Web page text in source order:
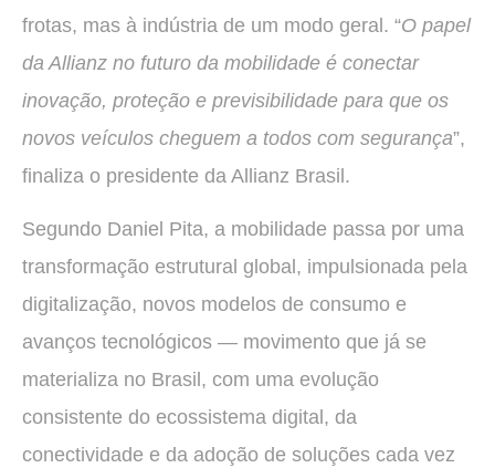
frotas, mas à indústria de um modo geral. “O papel
da Allianz no futuro da mobilidade é conectar
inovação, proteção e previsibilidade para que os
novos veículos cheguem a todos com segurança”,
finaliza o presidente da Allianz Brasil.
Segundo Daniel Pita, a mobilidade passa por uma
transformação estrutural global, impulsionada pela
digitalização, novos modelos de consumo e
avanços tecnológicos — movimento que já se
materializa no Brasil, com uma evolução
consistente do ecossistema digital, da
conectividade e da adoção de soluções cada vez